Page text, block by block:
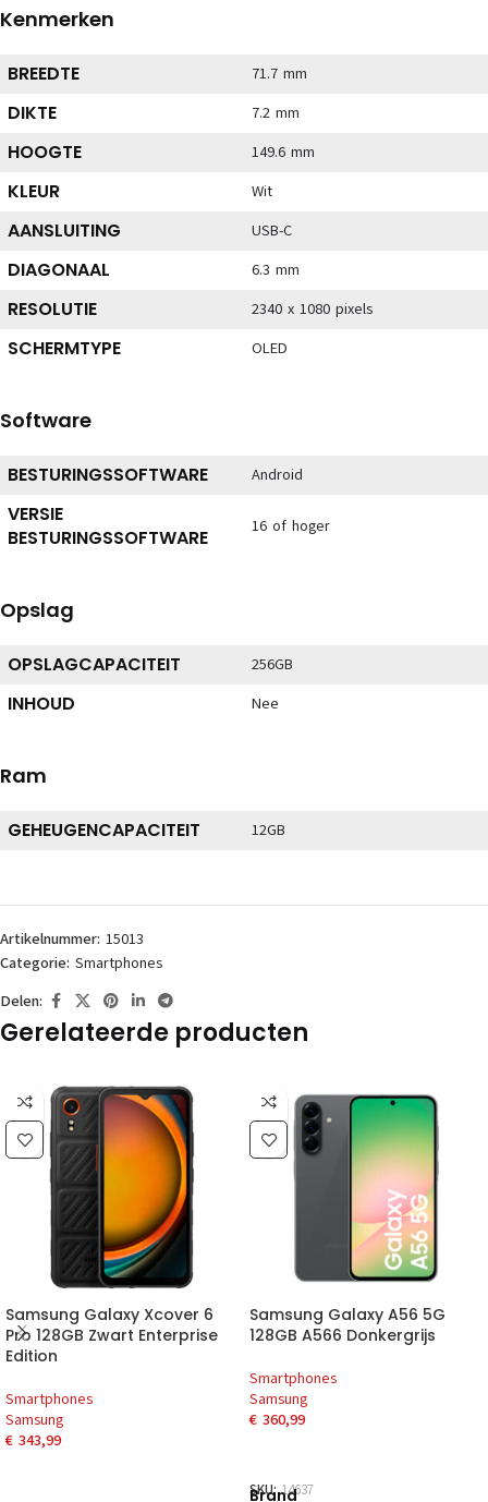
Kenmerken
BREEDTE 71.7 mm
DIKTE 7.2 mm
HOOGTE 149.6 mm
KLEUR Wit
AANSLUITING USB-C
DIAGONAAL 6.3 mm
RESOLUTIE 2340 x 1080 pixels
SCHERMTYPE OLED
Software
BESTURINGSSOFTWARE Android
VERSIE
BESTURINGSSOFTWARE
16 of hoger
Opslag
OPSLAGCAPACITEIT 256GB
INHOUD Nee
Ram
GEHEUGENCAPACITEIT 12GB
Artikelnummer: 15013
Categorie: Smartphones
Delen:
Gerelateerde producten
Samsung Galaxy Xcover 6
Pro 128GB Zwart Enterprise
Edition
Smartphones
Samsung
€ 343,99
Samsung Galaxy A56 5G
128GB A566 Donkergrijs
Smartphones
Samsung
€ 360,99
SKU:14637
Brand